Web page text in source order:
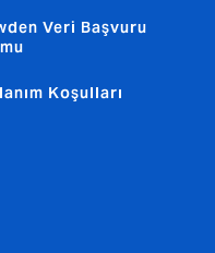
Veri Başvuru
Koşulları